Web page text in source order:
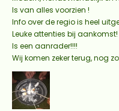
Is van alles voorzien !
Info over de regio is heel
Leuke attenties bij aankomst!
Is een aanrader!!!!
Wij komen zeker terug, nog